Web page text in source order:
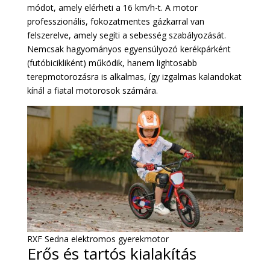
módot, amely elérheti a 16 km/h-t. A motor
professzionális, fokozatmentes gázkarral van
felszerelve, amely segíti a sebesség szabályozását.
Nemcsak hagyományos egyensúlyozó kerékpárként
(futóbicikliként) működik, hanem lightosabb
terepmotorozásra is alkalmas, így izgalmas kalandokat
kínál a fiatal motorosok számára.
RXF Sedna elektromos gyerekmotor
Erős és tartós kialakítás